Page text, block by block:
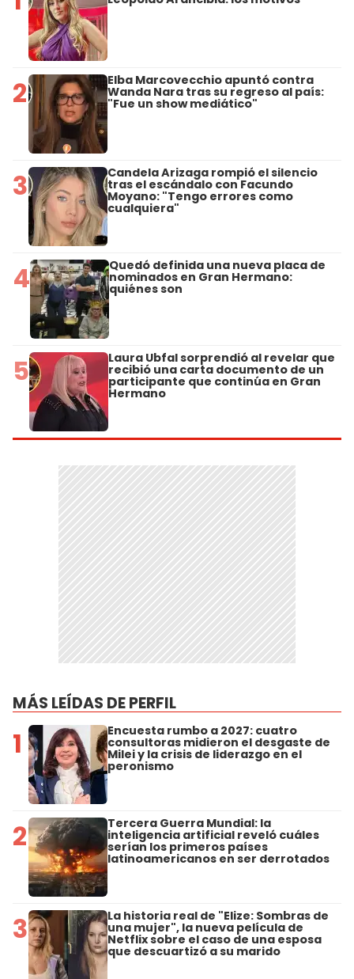
2 Elba Marcovecchio apuntó contra
Wanda Nara tras su regreso al país:
"Fue un show mediático"
3 Candela Arizaga rompió el silencio
tras el escándalo con Facundo
Moyano: "Tengo errores como
cualquiera"
4 Quedó definida una nueva placa de
nominados en Gran Hermano:
quiénes son
5 Laura Ubfal sorprendió al revelar que
recibió una carta documento de un
participante que continúa en Gran
Hermano
MÁS LEÍDAS DE PERFIL
1 Encuesta rumbo a 2027: cuatro
consultoras midieron el desgaste de
Milei y la crisis de liderazgo en el
peronismo
2 Tercera Guerra Mundial: la
inteligencia artificial reveló cuáles
serían los primeros países
latinoamericanos en ser derrotados
3 La historia real de "Elize: Sombras de
una mujer", la nueva película de
Netflix sobre el caso de una esposa
que descuartizó a su marido